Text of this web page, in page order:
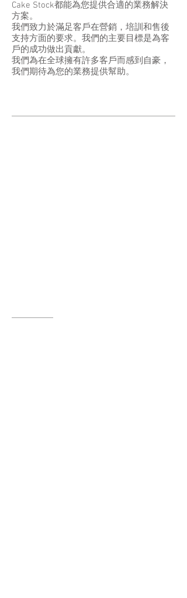
Cake Stock都能為您提供合適的業務解決
方案。
我們致力於滿足客戶在營銷，培訓和售後
支持方面的要求。我們的主要目標是為客
戶的成功做出貢獻。
我們為在全球擁有許多客戶而感到自豪，
我們期待為您的業務提供幫助。